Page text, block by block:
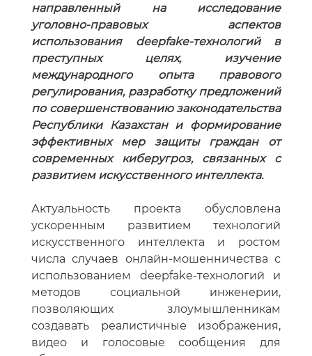
направленный на исследование
уголовно-правовых аспектов
использования deepfake-технологий в
преступных целях, изучение
международного опыта правового
регулирования, разработку предложений
по совершенствованию законодательства
Республики Казахстан и формирование
эффективных мер защиты граждан от
современных киберугроз, связанных с
развитием искусственного интеллекта.
Актуальность проекта обусловлена
ускоренным развитием технологий
искусственного интеллекта и ростом
числа случаев онлайн-мошенничества с
использованием deepfake-технологий и
методов социальной инженерии,
позволяющих злоумышленникам
создавать реалистичные изображения,
видео и голосовые сообщения для